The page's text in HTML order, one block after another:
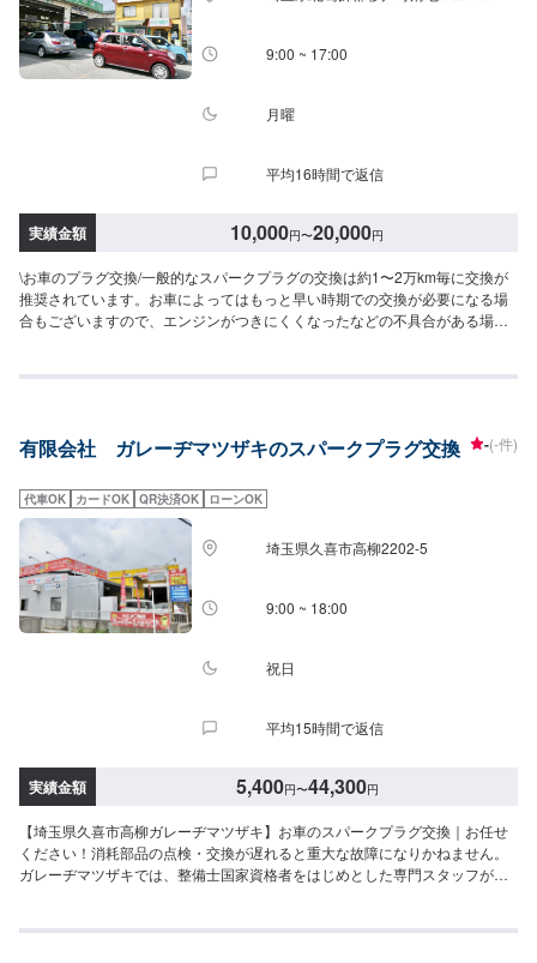
9:00 ~ 17:00
月曜
平均16時間で返信
実績金額 10,000円〜20,000円
\お車のプラグ交換/一般的なスパークプラグの交換は約1〜2万km毎に交換が
推奨されています。お車によってはもっと早い時期での交換が必要になる場
合もございますので、エンジンがつきにくくなったなどの不具合がある場合
葛飾郡杉戸町の株式会社杉戸自動車<輸入車オーナー様へ>もっとクルマを楽
とで、もしかしたら1回分のドライブ費用が捻出できるかもしれませんし、別
ちはクルマを所有する喜びや楽しみを感じていただけるように努めます。<料
金目安>技術料は2,200円～になります。【スパークプラグ交換】通常プラグ
572円/1本～・イリジウム1,980円/1本～となります。●タント･ワゴンR･Nシ
リーズ：5,500円〜●ヴィッツ・フィット・マーチ：6,600円〜●カローラ・レ
ガシーティーダ：7,700円〜●マークX・オデッセイ・ボクシー：8,800円〜●
アルファード・エルグランド：8,800円〜●ベンツA/B･BMW1･VWポロなど：
16,500円〜●ベンツC･BMW3･VWゴルフなど：18,150円〜●ベンツE･
21,450円〜●ベンツG･BMWX･VWトゥアレグなど：23,100円〜【プラグコー
BMW5/6･VWパサートなど：26,400円〜●ベンツS･BMW7･Audi7/8など：
ョンコイル交換】イグニッションコイル8,800円～になります。●国産車：
44,000円〜●ベンツA/B･BMW1･VWポロなど：46,200円〜●ベンツC･BMW3･
円〜●ベンツS･BMW7･Audi7/8など：60,060円〜●ベンツG･BMWX･VWトゥ
アレグなど：64,680円〜<パーツ持ち込み可能>パーツ持ち込みも可能です。
持ち込みの場合はオファーにて、部品の詳細や車種情報をお送りください。
にてお伝えください。他店購入車の対応も、輸入車の対応も、クルマの購入
有限会社 ガレーヂマツザキのスパークプラグ交換 -(-件)
代車OK カードOK QR決済OK ローンOK
埼玉県久喜市高柳2202-5
9:00 ~ 18:00
祝日
平均15時間で返信
実績金額 5,400円〜44,300円
【埼玉県久喜市高柳ガレーヂマツザキ】お車のスパークプラグ交換｜お任せ
ください！消耗部品の点検・交換が遅れると重大な故障になりかねません。
ガレーヂマツザキでは、整備士国家資格者をはじめとした専門スタッフが愛
労働安全衛生法に定められている教育を受けた整備士が整備を行っておりま